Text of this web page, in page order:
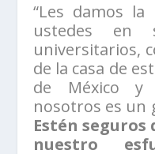
“Les damos la
ustedes en
universitarios,
de la casa de
de México y
nosotros es un
Estén
nuestro